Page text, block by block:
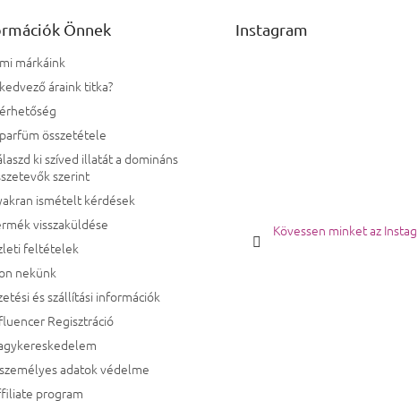
Önnek
márkáink
áraink titka?
összetétele
ki szíved illatát a domináns
szerint
ismételt kérdések
visszaküldése
feltételek
nekünk
és szállítási információk
Regisztráció
adatok védelme
program
Instagram
Kövessen minket az